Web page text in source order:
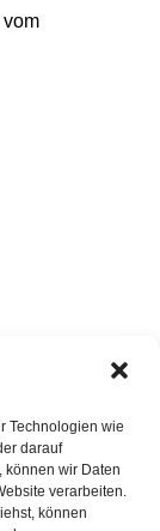
Technologien wie
darauf
können wir Daten
verarbeiten.
können